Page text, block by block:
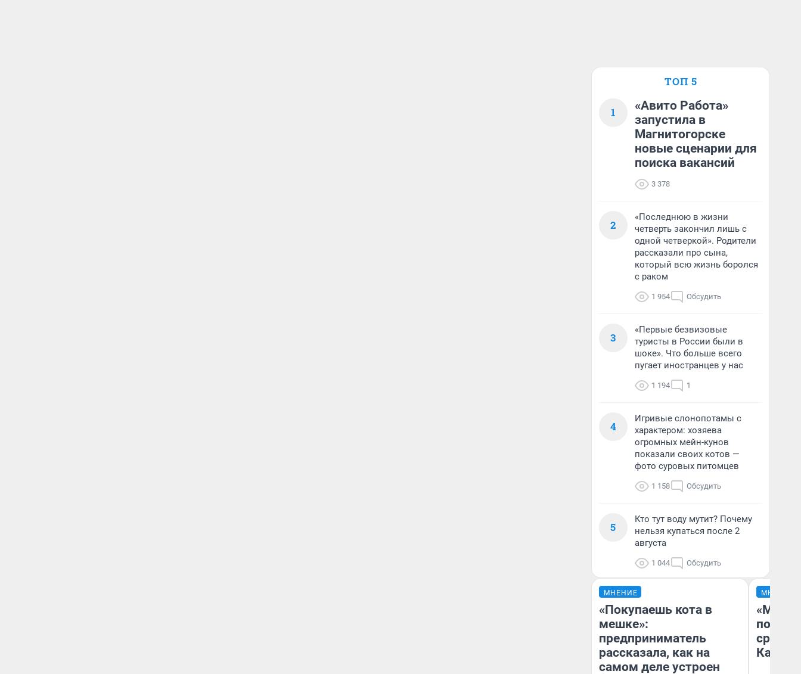
ТОП 5
1
«Авито Работа»
запустила в
Магнитогорске
новые сценарии для
поиска вакансий
3 378
2
«Последнюю в жизни
четверть закончил лишь с
одной четверкой». Родители
рассказали про сына,
который всю жизнь боролся
с раком
1 954 Обсудить
3
«Первые безвизовые
туристы в России были в
шоке». Что больше всего
пугает иностранцев у нас
1 194 1
4
Игривые слонопотамы с
характером: хозяева
огромных мейн-кунов
показали своих котов —
фото суровых питомцев
1 158 Обсудить
5
Кто тут воду мутит? Почему
нельзя купаться после 2
августа
1 044 Обсудить
МНЕНИЕ
«Покупаешь кота в
мешке»:
предприниматель
рассказала, как на
самом деле устроен
МНЕНИЕ